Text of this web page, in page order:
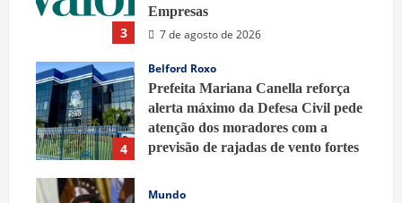
3
Empresas
7 de agosto de 2026
4
Belford Roxo
Prefeita Mariana Canella reforça
alerta máximo da Defesa Civil pede
atenção dos moradores com a
previsão de rajadas de vento fortes
Mundo